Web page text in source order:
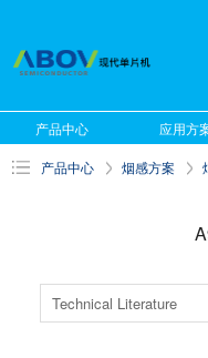
产品中心 应用方
产品中心 烟感方案
Technical Literature